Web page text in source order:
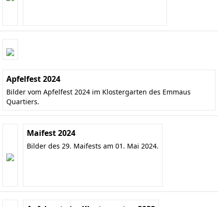
Apfelfest 2024
Bilder vom Apfelfest 2024 im Klostergarten des Emmaus
Quartiers.
Maifest 2024
Bilder des 29. Maifests am 01. Mai 2024.